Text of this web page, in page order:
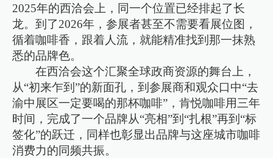
2025年的西洽会上，同一个位置已经排起了长
龙。到了2026年，参展者甚至不需要看展位图，
循着咖啡香，跟着人流，就能精准找到那一抹熟
悉的品牌色。
在西洽会这个汇聚全球政商资源的舞台上，
从“初来乍到”的新面孔，到参展商和观众口中“去
渝中展区一定要喝的那杯咖啡”，肯悦咖啡用三年
时间，完成了一个品牌从“亮相”到“扎根”再到“标
签化”的跃迁，同样也彰显出品牌与这座城市咖啡
消费力的同频共振。